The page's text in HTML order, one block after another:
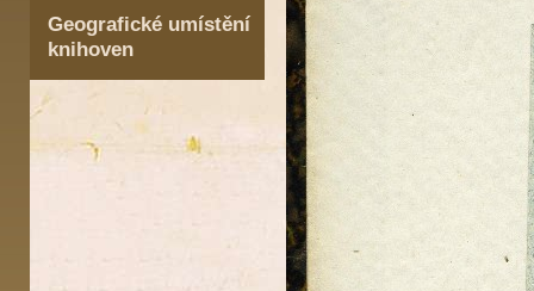
Geografické umístění
knihoven